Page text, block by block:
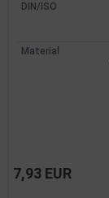
DIN/ISO
Material
7,93 EUR